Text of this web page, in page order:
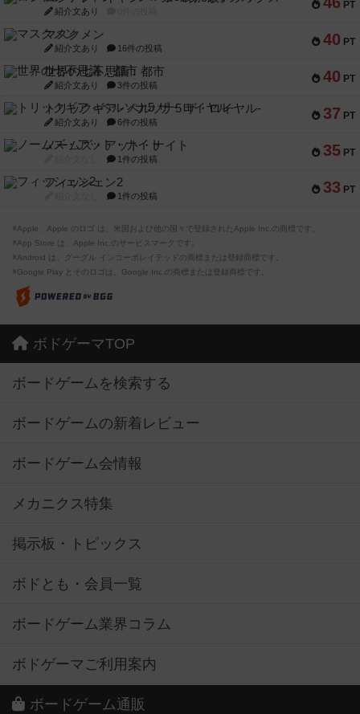
PT
紹介文あり
40 PT
マスクメン
紹介文あり 16件の投稿
40 PT
世界の七不思議：都市
紹介文あり 3件の投稿
37 PT
トリックギア - ペルソナ5 ザ・ロイヤル-
紹介文あり 6件の投稿
35 PT
ノームズ・アット・ナイト
1件の投稿
33 PT
フィッシェン2
1件の投稿
※Apple、Apple のロゴ は、米国および他の国々で登録されたApple Inc.の商標です。
※App Store は、Apple Inc.のサービスマークです。
※Android は、グーグル インコーポレイテッドの商標または登録商標です。
※Google Play とそのロゴは、Google Inc.の商標または登録商標です。
ボドゲーマTOP
ボードゲームを検索する
ボードゲームの新着レビュー
ボードゲーム会情報
メカニクス特集
掲示板・トピックス
ボドとも・会員一覧
ボードゲーム業界コラム
ボドゲーマご利用案内
ボードゲーム通販